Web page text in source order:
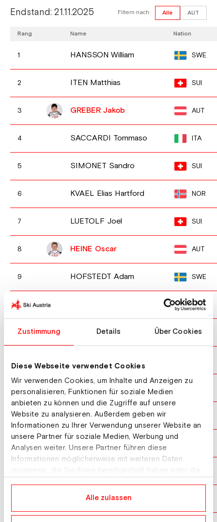
Zustimmung Details Über Cookies
Diese Webseite verwendet Cookies
Wir verwenden Cookies, um Inhalte und Anzeigen zu
personalisieren, Funktionen für soziale Medien
anbieten zu können und die Zugriffe auf unsere
Website zu analysieren. Außerdem geben wir
Informationen zu Ihrer Verwendung unserer Website an
unsere Partner für soziale Medien, Werbung und
Analysen weiter. Unsere Partner führen diese
Informationen möglicherweise mit weiteren Daten
zusammen, die Sie ihnen bereitgestellt haben oder die
Alle zulassen
Endstand: 21.11.2025 Filtern nach: Alle AUT
Rang Name Nation
1 HANSSON William SWE
2 ITEN Matthias SUI
3 GREBER Jakob AUT
4 SACCARDI Tommaso ITA
5 SIMONET Sandro SUI
6 KVAEL Elias Hartford NOR
7 LUETOLF Joel SUI
8 HEINE Oscar AUT
9 HOFSTEDT Adam SWE
10 FRA
11 PIZIO Alessandro ITA
SAMBUIS Baptiste
14 WALLACE Liam
15 JANUTIN Fadri
GRAMSHAMMER Mario
BARBERA Corrado